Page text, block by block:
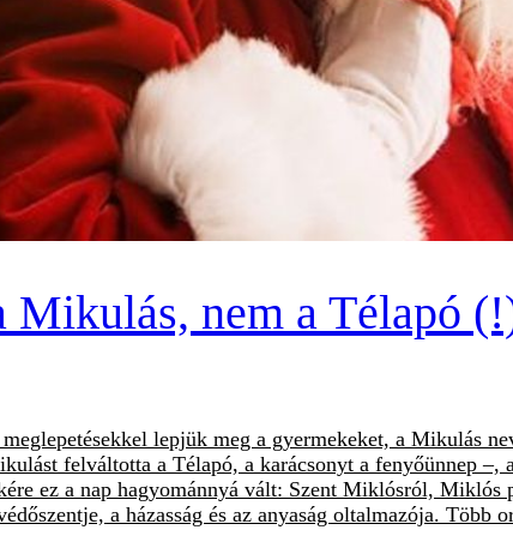
Mikulás, nem a Télapó
lepjük meg a gyermekeket, a Mikulás
felváltotta a Télapó, a karácsonyt a fenyőünnep –,
ez a nap hagyománnyá vált: Szent Miklósról, Miklós
a házasság és az anyaság oltalmazója. Több